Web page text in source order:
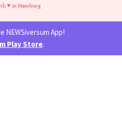
♥ in Hamburg
NEWSiversum App!
Play Store.